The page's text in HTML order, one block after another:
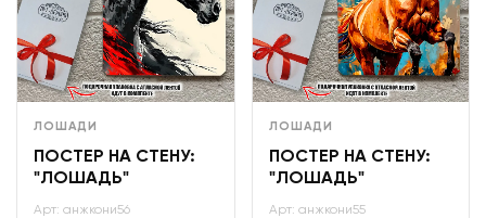
ЛОШАДИ
ПОСТЕР НА СТЕНУ:
"ЛОШАДЬ"
Арт: анжкони56
ЛОШАДИ
ПОСТЕР НА СТЕНУ:
"ЛОШАДЬ"
Арт: анжкони55